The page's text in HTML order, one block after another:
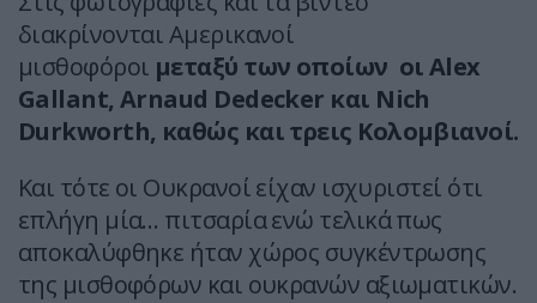
διακρίνονται Αμερικανοί
μισθοφόροι μεταξύ των οποίων οι Alex
Gallant, Arnaud Dedecker και Nich
Durkworth, καθώς και τρεις Κολομβιανοί.
Και τότε οι Ουκρανοί είχαν ισχυριστεί ότι
επλήγη μία… πιτσαρία ενώ τελικά πως
αποκαλύφθηκε ήταν χώρος συγκέντρωσης
της μισθοφόρων και ουκρανών αξιωματικών.